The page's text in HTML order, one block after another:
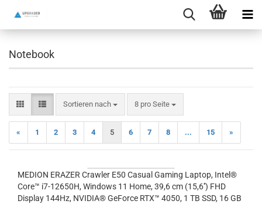
Notebook
Sortieren nach
Sortieren nach 8 pro Seite
pro Seite
« 1 2 3 4 5 6 7 8 ... 15 »
MEDION ERAZER Crawler E50 Casual Gaming Laptop, Intel®
Core™ i7-12650H, Windows 11 Home, 39,6 cm (15,6'') FHD
Display 144Hz, NVIDIA® GeForce RTX™ 4050, 1 TB SSD, 16 GB